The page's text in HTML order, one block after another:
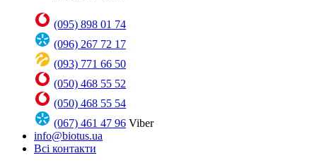
(095) 898 01 74
(096) 267 72 17
(093) 771 66 50
(050) 468 55 52
(050) 468 55 54
(067) 461 47 96 Viber
info@biotus.ua
Всі контакти